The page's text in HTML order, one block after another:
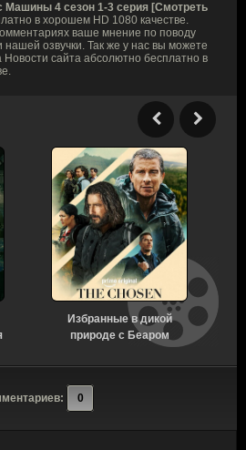
Машины 4 сезон 1-3 серия [Смотреть
в хорошем HD 1080 качестве.
ваше мнение по поводу
нашей озвучки. Так же у нас вы можете
сайта абсолютно бесплатно в
Избранные в дикой
природе с Беаром
[Смотреть Онлайн]
0